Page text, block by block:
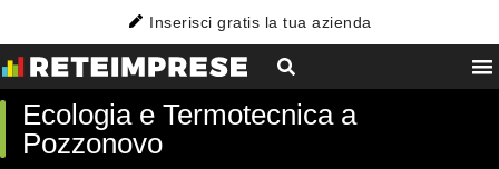
Inserisci gratis la tua azienda
Ecologia e Termotecnica a
Pozzonovo